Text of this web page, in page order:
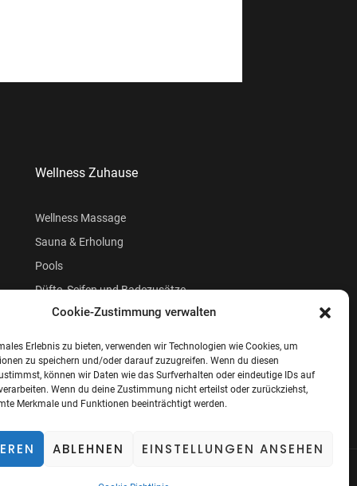
Cookie-Zustimmung verwalten
Erlebnis zu bieten, verwenden wir Technologien wie Cookies, um
zu speichern und/oder darauf zuzugreifen. Wenn du diesen
können wir Daten wie das Surfverhalten oder eindeutige IDs auf
Wenn du deine Zustimmung nicht erteilst oder zurückziehst,
Merkmale und Funktionen beeinträchtigt werden.
ABLEHNEN EINSTELLUNGEN ANSEHEN
Wellness Zuhause
Wellness Massage
Sauna & Erholung
Pools
Düfte, Seifen und Badezusätze
Beauty